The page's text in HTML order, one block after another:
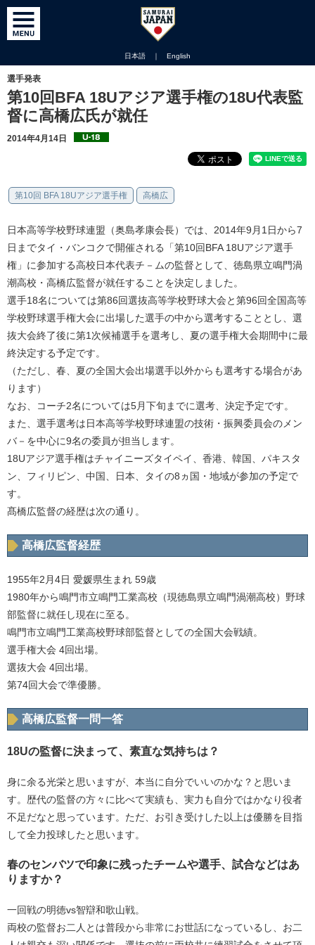
日本語 ｜ English
選手発表
第10回BFA 18Uアジア選手権の18U代表監
督に高橋広氏が就任
2014年4月14日
第10回 BFA 18Uアジア選手権 高橋広
日本高等学校野球連盟（奥島孝康会長）では、2014年9月1日から7
日までタイ・バンコクで開催される「第10回BFA 18Uアジア選手
権」に参加する高校日本代表チ－ムの監督として、徳島県立鳴門渦
潮高校・高橋広監督が就任することを決定しました。
選手18名については第86回選抜高等学校野球大会と第96回全国高等
学校野球選手権大会に出場した選手の中から選考することとし、選
抜大会終了後に第1次候補選手を選考し、夏の選手権大会期間中に最
終決定する予定です。
（ただし、春、夏の全国大会出場選手以外からも選考する場合があ
ります）
なお、コーチ2名については5月下旬までに選考、決定予定です。
また、選手選考は日本高等学校野球連盟の技術・振興委員会のメン
バ－を中心に9名の委員が担当します。
18Uアジア選手権はチャイニーズタイペイ、香港、韓国、パキスタ
ン、フィリピン、中国、日本、タイの8ヵ国・地域が参加の予定で
す。
髙橋広監督の経歴は次の通り。
高橋広監督経歴
1955年2月4日 愛媛県生まれ 59歳
1980年から鳴門市立鳴門工業高校（現徳島県立鳴門渦潮高校）野球
部監督に就任し現在に至る。
鳴門市立鳴門工業高校野球部監督としての全国大会戦績。
選手権大会 4回出場。
選抜大会 4回出場。
第74回大会で準優勝。
高橋広監督一問一答
18Uの監督に決まって、素直な気持ちは？
身に余る光栄と思いますが、本当に自分でいいのかな？と思いま
す。歴代の監督の方々に比べて実績も、実力も自分ではかなり役者
不足だなと思っています。ただ、お引き受けした以上は優勝を目指
して全力投球したと思います。
春のセンバツで印象に残ったチームや選手、試合などはあ
りますか？
一回戦の明徳vs智辯和歌山戦。
両校の監督お二人とは普段から非常にお世話になっているし、お二